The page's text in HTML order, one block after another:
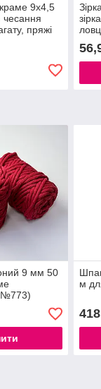
9х4,5
чесання
пряжі
9 мм 50
м